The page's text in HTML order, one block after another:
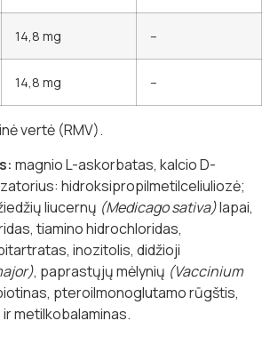
14,8 mg –
14,8 mg –
vertė (RMV).
magnio L-askorbatas, kalcio D-
hidroksipropilmetilceliuliozė;
liucernų (Medicago sativa)lapai,
tiamino hidrochloridas,
inozitolis, didžioji
, paprastųjų mėlynių (Vaccinium
pteroilmonoglutamo rūgštis,
metilkobalaminas.